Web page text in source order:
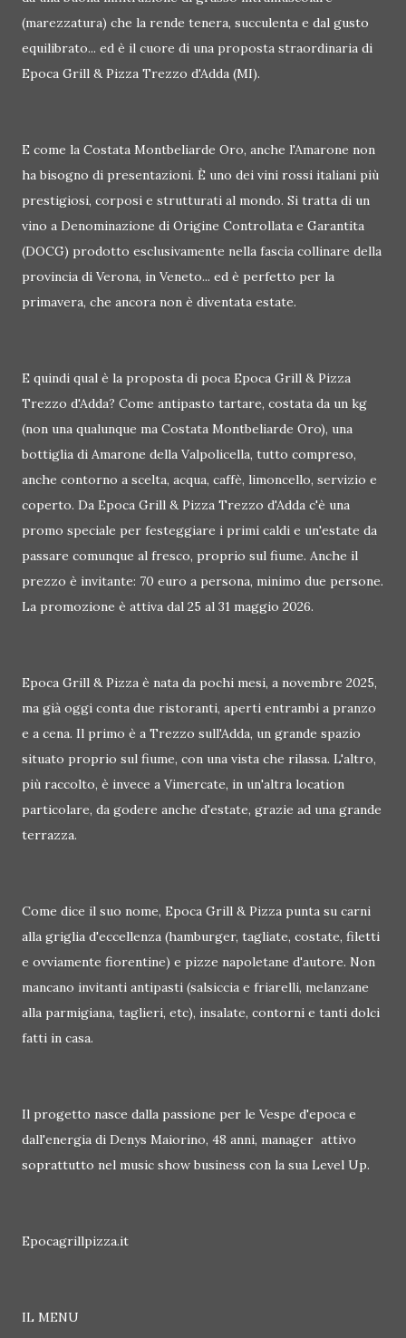
(marezzatura) che la rende tenera, succulenta e dal gusto
equilibrato... ed è il cuore di una proposta straordinaria di
Epoca Grill & Pizza Trezzo d'Adda (MI).
E come la Costata Montbeliarde Oro, anche l'Amarone non
ha bisogno di presentazioni. È uno dei vini rossi italiani più
prestigiosi, corposi e strutturati al mondo. Si tratta di un
vino a Denominazione di Origine Controllata e Garantita
(DOCG) prodotto esclusivamente nella fascia collinare della
provincia di Verona, in Veneto... ed è perfetto per la
primavera, che ancora non è diventata estate.
E quindi qual è la proposta di poca Epoca Grill & Pizza
Trezzo d'Adda? Come antipasto tartare, costata da un kg
(non una qualunque ma Costata Montbeliarde Oro), una
bottiglia di Amarone della Valpolicella, tutto compreso,
anche contorno a scelta, acqua, caffè, limoncello, servizio e
coperto. Da Epoca Grill & Pizza Trezzo d'Adda c'è una
promo speciale per festeggiare i primi caldi e un'estate da
passare comunque al fresco, proprio sul fiume. Anche il
prezzo è invitante: 70 euro a persona, minimo due persone.
La promozione è attiva dal 25 al 31 maggio 2026.
Epoca Grill & Pizza è nata da pochi mesi, a novembre 2025,
ma già oggi conta due ristoranti, aperti entrambi a pranzo
e a cena. Il primo è a Trezzo sull'Adda, un grande spazio
situato proprio sul fiume, con una vista che rilassa. L'altro,
più raccolto, è invece a Vimercate, in un'altra location
particolare, da godere anche d'estate, grazie ad una grande
terrazza.
Come dice il suo nome, Epoca Grill & Pizza punta su carni
alla griglia d'eccellenza (hamburger, tagliate, costate, filetti
e ovviamente fiorentine) e pizze napoletane d'autore. Non
mancano invitanti antipasti (salsiccia e friarelli, melanzane
alla parmigiana, taglieri, etc), insalate, contorni e tanti dolci
fatti in casa.
Il progetto nasce dalla passione per le Vespe d'epoca e
dall'energia di Denys Maiorino, 48 anni, manager attivo
soprattutto nel music show business con la sua Level Up.
Epocagrillpizza.it
IL MENU